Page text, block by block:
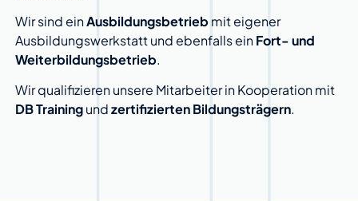
Wir sind einAusbildungsbetrieb mit eigener
Ausbildungswerkstatt und ebenfalls einFort- und
Weiterbildungsbetrieb.
Wir qualifizieren unsere Mitarbeiter in Kooperation mit
DB Trainingundzertifizierten Bildungsträgern.